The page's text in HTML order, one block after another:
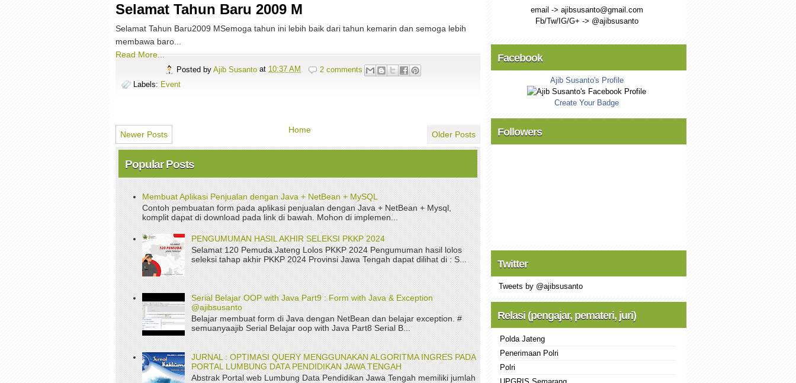
Selamat Tahun Baru 2009 M
Selamat Tahun Baru2009 MSemoga tahun ini lebih baik dari tahun kemarin dan semoga lebih
membawa baro...
Read More...
Posted by Ajib Susanto at 10:37 AM
2 comments
Labels: Event
Newer Posts Older Posts
Home
Popular Posts
Membuat Aplikasi Penjualan dengan Java + NetBean + MySQL
Contoh pembuatan form pada aplikasi penjualan dengan Java + NetBean + Mysql,
komplit dapat di download pada link di bawah. Mohon di implemen...
PENGUMUMAN HASIL AKHIR SELEKSI PKKP 2024
Selamat 120 Pemuda Jateng Lolos PKKP 2024 Pengumuman hasil lolos
seleksi tahap akhir PKKP 2024 Provinsi Jawa Tengah dapat dilihat di : S...
Serial Belajar OOP with Java Part9 : Form with Java & Exception
@ajibsusanto
Belajar membuat form di Java dengan NetBean dan belajar exception. #
semuanyaajib Serial Belajar oop with Java Part8 Serial B...
JURNAL : OPTIMASI QUERY MENGGUNAKAN ALGORITMA INGRES PADA
PORTAL LUMBUNG DATA PENDIDIKAN JAWA TENGAH
Abstrak Portal web Lumbung Data Pendidikan Jawa Tengah memiliki jumlah
email -> ajibsusanto@gmail.com
Fb/Tw/IG/G+ -> @ajibsusanto
Facebook
Ajib Susanto's Profile
Create Your Badge
Followers
Twitter
Tweets by @ajibsusanto
Relasi (pengajar, pemateri, juri)
Polda Jateng
Penerimaan Polri
Polri